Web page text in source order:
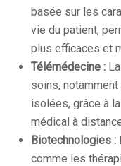
basée sur les
vie du patient,
plus efficaces et
Télémédecine :
soins,
isolées, grâce à
médical à
Biotechnologies :
comme les